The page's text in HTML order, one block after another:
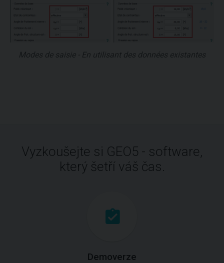
Modes de saisie - En utilisant des données existantes
Vyzkoušejte si GEO5 - software,
který šetří váš čas.
Demoverze